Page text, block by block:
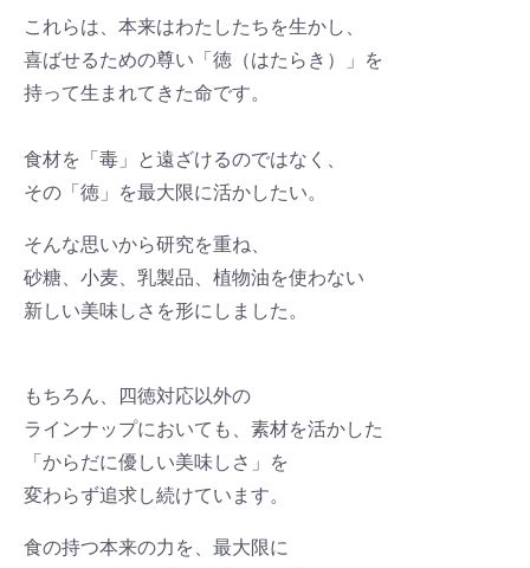
これらは、本来はわたしたちを生かし、
喜ばせるための尊い「徳（はたらき）」を
持って生まれてきた命です。
食材を「毒」と遠ざけるのではなく、
その「徳」を最大限に活かしたい。
そんな思いから研究を重ね、
砂糖、小麦、乳製品、植物油を使わない
新しい美味しさを形にしました。
もちろん、四徳対応以外の
ラインナップにおいても、素材を活かした
「からだに優しい美味しさ」を
変わらず追求し続けています。
食の持つ本来の力を、最大限に